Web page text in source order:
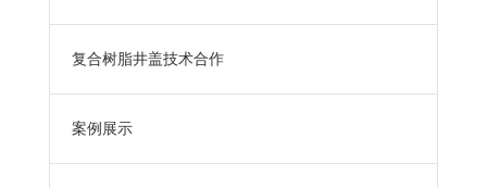
复合树脂井盖技术合作
案例展示